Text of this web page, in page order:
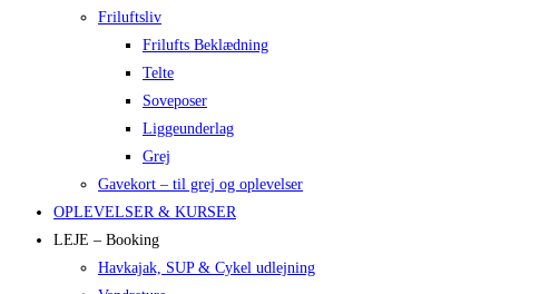
Friluftsliv
Frilufts Beklædning
Telte
Soveposer
Liggeunderlag
Grej
Gavekort – til grej og oplevelser
OPLEVELSER & KURSER
LEJE – Booking
Havkajak, SUP & Cykel udlejning